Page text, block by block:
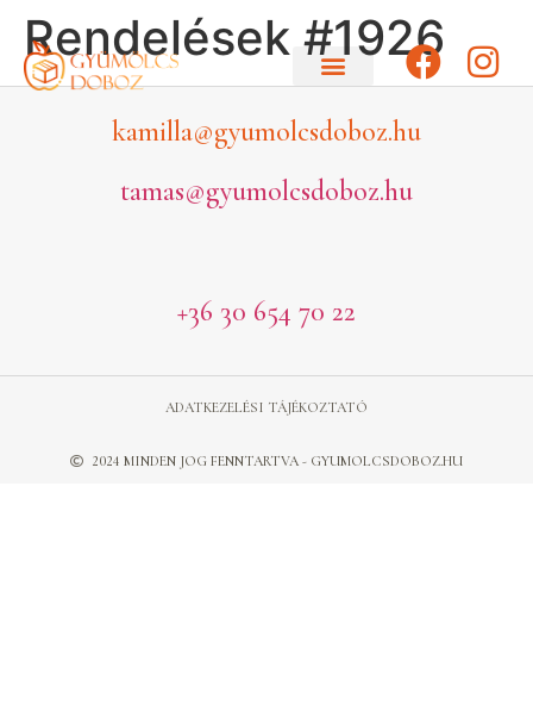
Rendelések #1926
kamilla@gyumolcsdoboz.hu
tamas@gyumolcsdoboz.hu
+36 30 654 70 22
2024 MINDEN JOG FENNTARTVA - GYUMOLCSDOBOZ.HU
ADATKEZELÉSI TÁJÉKOZTATÓ